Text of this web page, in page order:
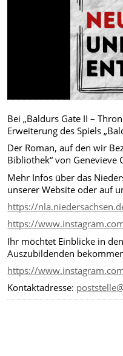
Bei „Baldurs Gate II –
Erweiterung des Spiels
Der Roman, auf den wir
Bibliothek“ von Genevieve
Mehr Infos über das
unserer Website oder auf
https://
https://
Ihr möchtet Einblicke in
Auszubildenden
https://
Kontaktadresse: